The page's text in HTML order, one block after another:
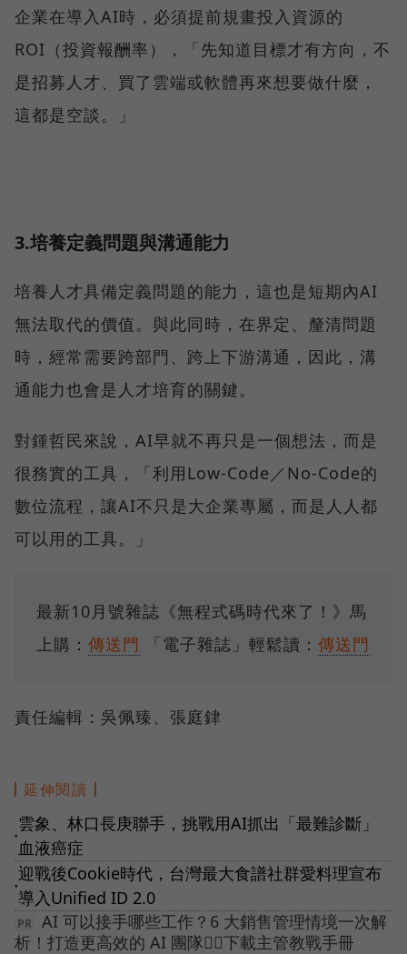
企業在導入AI時，必須提前規畫投入資源的
ROI（投資報酬率），「先知道目標才有方向，不
是招募人才、買了雲端或軟體再來想要做什麼，
這都是空談。」
3.培養定義問題與溝通能力
培養人才具備定義問題的能力，這也是短期內AI
無法取代的價值。與此同時，在界定、釐清問題
時，經常需要跨部門、跨上下游溝通，因此，溝
通能力也會是人才培育的關鍵。
對鍾哲民來說，AI早就不再只是一個想法，而是
很務實的工具，「利用Low-Code／No-Code的
數位流程，讓AI不只是大企業專屬，而是人人都
可以用的工具。」
最新10月號雜誌《無程式碼時代來了！》馬
上購： 傳送門 「電子雜誌」輕鬆讀： 傳送門
責任編輯：吳佩臻、張庭銉
延伸閱讀
●
雲象、林口長庚聯手，挑戰用AI抓出「最難診斷」
血液癌症
●
迎戰後Cookie時代，台灣最大食譜社群愛料理宣布
導入Unified ID 2.0
AI 可以接手哪些工作？6 大銷售管理情境一次解
析！打造更高效的 AI 團隊👉🏻下載主管教戰手冊